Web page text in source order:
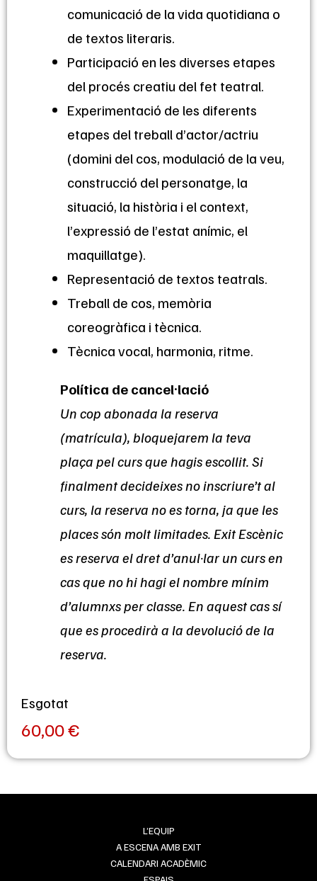
comunicació de la vida quotidiana o
de textos literaris.
Participació en les diverses etapes
del procés creatiu del fet teatral.
Experimentació de les diferents
etapes del treball d’actor/actriu
(domini del cos, modulació de la veu,
construcció del personatge, la
situació, la història i el context,
l’expressió de l’estat anímic, el
maquillatge).
Representació de textos teatrals.
Treball de cos, memòria
coreogràfica i tècnica.
Tècnica vocal, harmonia, ritme.
Política de cancel·lació
Un cop abonada la reserva
(matrícula), bloquejarem la teva
plaça pel curs que hagis escollit. Si
finalment decideixes no inscriure’t al
curs, la reserva no es torna, ja que les
places són molt limitades. Exit Escènic
es reserva el dret d’anul·lar un curs en
cas que no hi hagi el nombre mínim
d’alumnxs per classe. En aquest cas sí
que es procedirà a la devolució de la
reserva.
Esgotat
60,00€
L’EQUIP
A ESCENA AMB EXIT
CALENDARI ACADÈMIC